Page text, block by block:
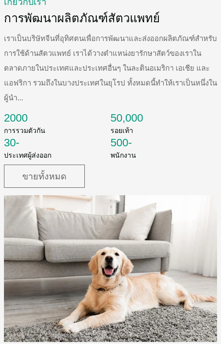
การพัฒนาผลิตภัณฑ์สัตวแพทย์
เราเป็นบริษัทจีนที่อุทิศตนเพื่อการพัฒนาและส่งออกผลิตภัณฑ์สำหรับ
การใช้ด้านสัตวแพทย์ เราได้วางตำแหน่งยารักษาสัตว์ของเราใน
ตลาดภายในประเทศและประเทศอื่นๆ ในละตินอเมริกา เอเชีย และ
แอฟริกา รวมถึงในบางประเทศในยุโรป ทั้งหมดนี้ทำให้เราเป็นหนึ่งใน
ผู้นำ...
2000
การรวมตัวกัน
50,000
รอยเท้า
30-
ประเทศผู้ส่งออก
500-
พนักงาน
ขายทั้งหมด